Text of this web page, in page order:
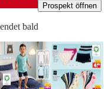
Prospekt öffnen
endet bald